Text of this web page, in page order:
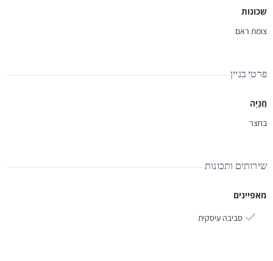
שכונות
צומת ראם
פרטי בניין
חֲנָיָה
בחצר
שירותים ותכונות
מאפיינים
סביבה עיסקית